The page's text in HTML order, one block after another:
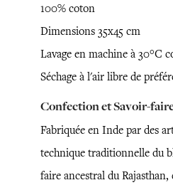
100% coton
Dimensions 35x45 cm
Lavage en machine à 30°C
Séchage à l'air libre de
Confection et Savoir-
Fabriquée en Inde par des
technique traditionnelle du
faire ancestral du